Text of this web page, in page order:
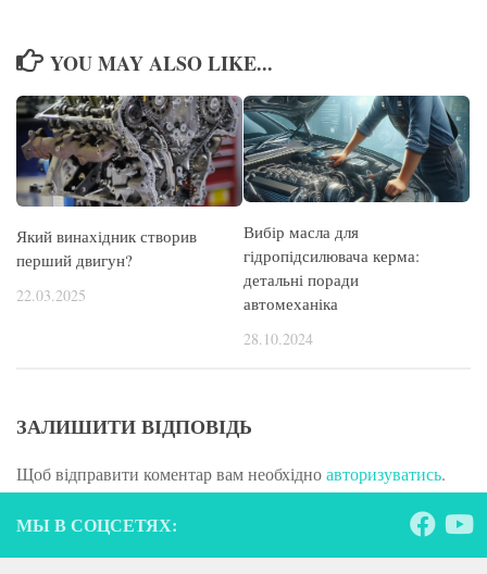
YOU MAY ALSO LIKE...
Який винахідник створив
перший двигун?
22.03.2025
Вибір масла для
гідропідсилювача керма:
детальні поради
автомеханіка
28.10.2024
ЗАЛИШИТИ ВІДПОВІДЬ
Щоб відправити коментар вам необхідноавторизуватись.
МЫ В СОЦСЕТЯХ: